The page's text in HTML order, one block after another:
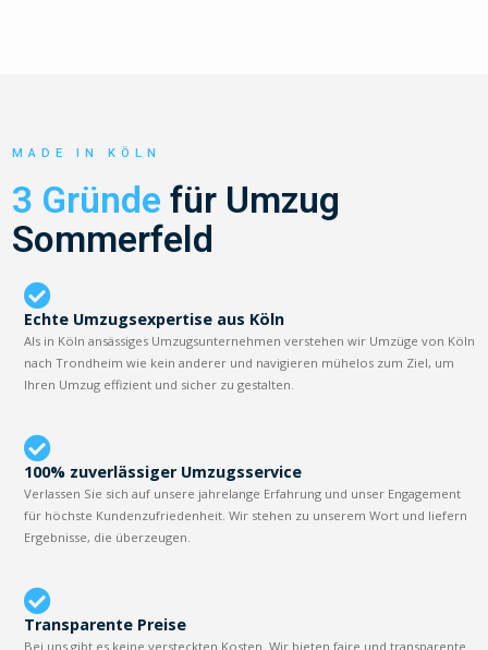
MADE IN KÖLN
3 Gründe für Umzug
Sommerfeld
Echte Umzugsexpertise aus Köln
Als in Köln ansässiges Umzugsunternehmen verstehen wir Umzüge von Köln
nach Trondheim wie kein anderer und navigieren mühelos zum Ziel, um
Ihren Umzug effizient und sicher zu gestalten.
100% zuverlässiger Umzugsservice
Verlassen Sie sich auf unsere jahrelange Erfahrung und unser Engagement
für höchste Kundenzufriedenheit. Wir stehen zu unserem Wort und liefern
Ergebnisse, die überzeugen.
Transparente Preise
Bei uns gibt es keine versteckten Kosten. Wir bieten faire und transparente